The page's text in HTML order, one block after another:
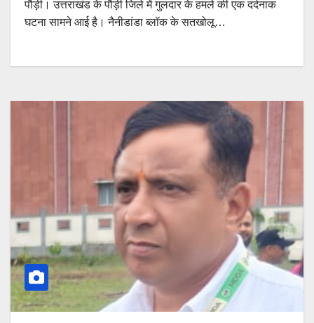
पौड़ी। उत्तराखंड के पौड़ी जिले में गुलदार के हमले की एक दर्दनाक
घटना सामने आई है। नैनीडांडा ब्लॉक के सतखोलू…